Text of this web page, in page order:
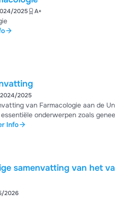
2025 A+
2024/2025
van Farmacologie aan de
onderwerpen zoals
agonisten en
Info
samenvatting van het
2026